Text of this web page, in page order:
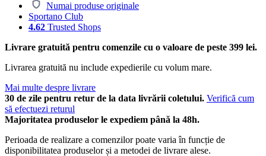
Numai produse originale
Sportano Club
4.62 Trusted Shops
Livrare gratuită pentru comenzile cu o valoare de peste 399 lei.
Livrarea gratuită nu include expedierile cu volum mare.
Mai multe despre livrare
30 de zile pentru retur de la data livrării coletului. Verifică cum
să efectuezi returul
Majoritatea produselor le expediem până la 48h.
Perioada de realizare a comenzilor poate varia în funcție de
disponibilitatea produselor și a metodei de livrare alese.